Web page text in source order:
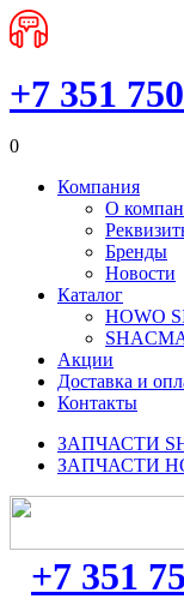
+7 351
0
Компания
О
Бренды
Новости
Каталог
HOWO
Акции
Доставка и
Контакты
ЗАПЧАСТИ
ЗАПЧАСТИ
+7 351